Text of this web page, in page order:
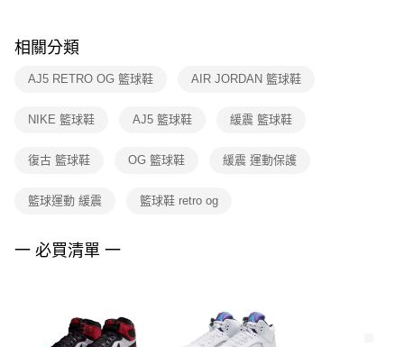
※ 交易是否成功請以「AFTEE先享後付 」之結帳頁面顯示為準，若有關於
是否繳費成功／繳費後需取消欲退款等相關疑問，請聯繫「AFTEE先享後付
客戶支援中心」https://netprotections.freshdesk.com/support/home
１．透過由恩沛科技股份有限公司提供之「AFTEE先享後付」服務完成之交
權轉讓予恩沛科技股份有限公司。
３．未成年的使用者請事先徵得法定代理人或監護人之同意方可使用
４．使用「AFTEE先享後付」時，將依據個別帳號之用戶狀況，依本公司即
恩沛科技股份有限公司將有權停止該用戶之使用額度並採取法律行動。
相關分類
AJ5 RETRO OG 籃球鞋 AIR JORDAN 籃球鞋
NIKE 籃球鞋 AJ5 籃球鞋 緩震 籃球鞋
復古 籃球鞋 OG 籃球鞋 緩震 運動保護
籃球運動 緩震 籃球鞋 retro og
一 必買清單 一